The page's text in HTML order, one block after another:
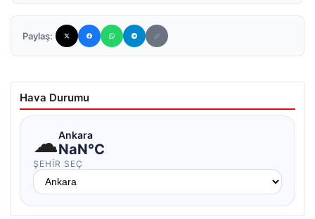
Paylaş:
Hava Durumu
☁Ankara
NaN°C
ŞEHIR SEÇ